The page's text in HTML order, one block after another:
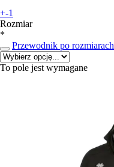
+-1
Rozmiar
*
Przewodnik po rozmiarach
To pole jest wymagane